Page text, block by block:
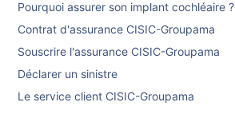
Pourquoi assurer son implant cochléaire ?
Contrat d'assurance CISIC-Groupama
Souscrire l'assurance CISIC-Groupama
Déclarer un sinistre
Le service client CISIC-Groupama